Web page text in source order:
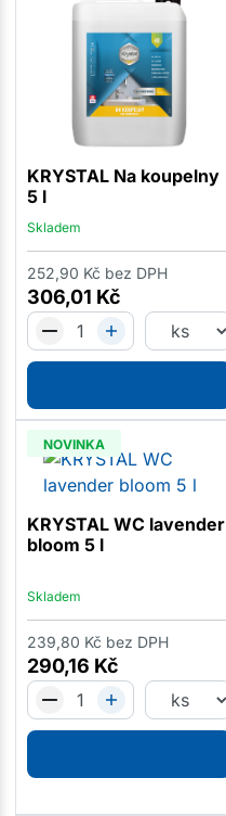
KRYSTAL Na koupelny
5 l
Skladem
306,01 Kč
252,90 Kč bez DPH
NOVINKA
KRYSTAL WC lavender
bloom 5 l
Skladem
290,16 Kč
239,80 Kč bez DPH